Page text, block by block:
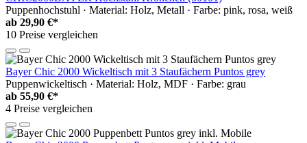
Puppenhochstuhl · Material: Holz, Metall · Farbe: pink, rosa, weiß
ab 29,90 €*
10 Preise vergleichen
Bayer Chic 2000 Wickeltisch mit 3 Staufächern Puntos grey
Puppenwickeltisch · Material: Holz, MDF · Farbe: grau
ab 55,90 €*
4 Preise vergleichen